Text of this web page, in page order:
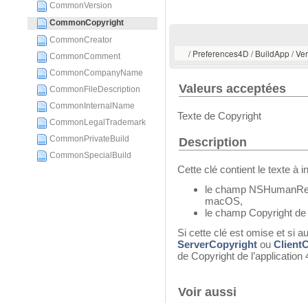
CommonVersion
CommonCopyright
CommonCreator
CommonComment
CommonCompanyName
CommonFileDescription
CommonInternalName
CommonLegalTrademark
CommonPrivateBuild
CommonSpecialBuild
/ Preferences4D / BuildApp /
Valeurs acceptées
Texte de Copyright
Description
Cette clé contient le texte à
le champ
macOS,
le champ Copyright
Si cette clé est omise et si
ServerCopyright ou
de Copyright de
Voir aussi